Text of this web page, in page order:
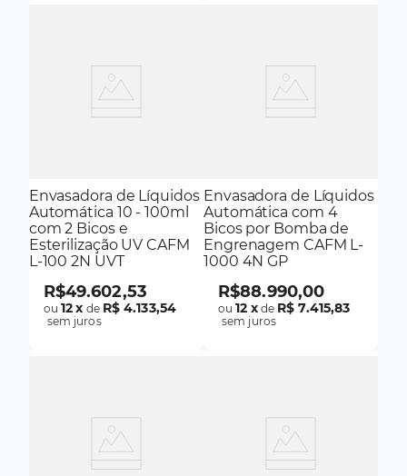
Envasadora de Líquidos
Automática 10 - 100ml
com 2 Bicos e
Esterilização UV CAFM
L-100 2N UVT
R$49.602,53
ou12x de R$ 4.133,54
sem juros
Envasadora de Líquidos
Automática com 4
Bicos por Bomba de
Engrenagem CAFM L-
1000 4N GP
R$88.990,00
ou12 xde R$ 7.415,83
sem juros